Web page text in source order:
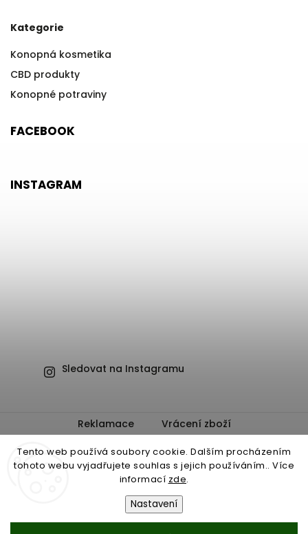
Tento web používá soubory cookie. Dalším procházením
tohoto webu vyjadřujete souhlas s jejich používáním.. Více
informací zde.
Nastavení
Kategorie
Konopná kosmetika
CBD produkty
Konopné potraviny
FACEBOOK
INSTAGRAM
Sledovat na Instagramu
Reklamace
Vrácení zboží
Obchodní podmínky
Ochrana osobních údajů